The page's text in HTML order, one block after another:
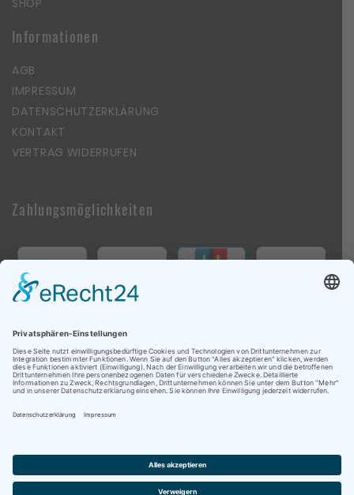
Informationen
AGB
IMPRESSUM
DATENSCHUTZERKLÄRUNG
KONTAKT
VERTRAG WIDERRUFEN
Zahlungsmöglichkeiten